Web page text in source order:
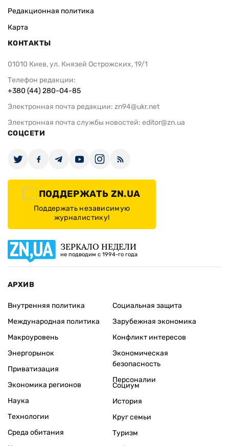
Редакционная политика
Карта
КОНТАКТЫ
01010 Киев, ул. Князей Острожских, 19/1
Телефон редакции:
+380 (44) 280-04-85
Электронная почта редакции: zn94@ukr.net
Электронная почта службы новостей: editor@zn.ua
СОЦСЕТИ
ПОДДЕРЖАТЬ ZN.UA
Поддержать независимую
журналистику!
ЗЕРКАЛО НЕДЕЛИ
не подводим с 1994-го года
АРХИВ
Внутренняя политика
Международная политика
Макроуровень
Энергорынок
Приватизация
Экономика регионов
Социальная защита
Зарубежная экономика
Конфликт интересов
Экономическая
безопасность
Персоналии
Наука
Технологии
Среда обитания
Социум
История
Круг семьи
Туризм